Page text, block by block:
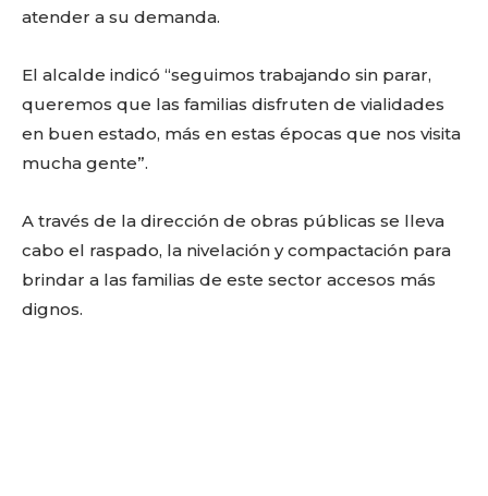
atender a su demanda.
El alcalde indicó “seguimos trabajando sin parar,
queremos que las familias disfruten de vialidades
en buen estado, más en estas épocas que nos visita
mucha gente”.
A través de la dirección de obras públicas se lleva
cabo el raspado, la nivelación y compactación para
brindar a las familias de este sector accesos más
dignos.